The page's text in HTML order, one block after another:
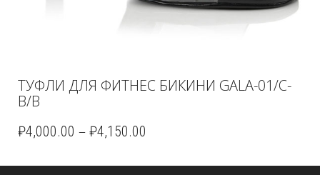
ТУФЛИ ДЛЯ ФИТНЕС БИКИНИ GALA-01/C-
B/B
₽4,000.00 – ₽4,150.00